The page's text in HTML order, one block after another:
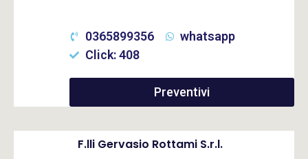
0365899356
whatsapp
Click: 408
Preventivi
F.lli Gervasio Rottami S.r.l.